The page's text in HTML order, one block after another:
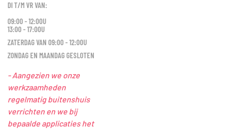
DI T/M VR VAN:
09:00 - 12:00U
13:00 - 17:00U
ZATERDAG VAN 09:00 - 12:00U
ZONDAG EN MAANDAG GESLOTEN
- Aangezien we onze
werkzaamheden
regelmatig buitenshuis
verrichten en we bij
bepaalde applicaties het